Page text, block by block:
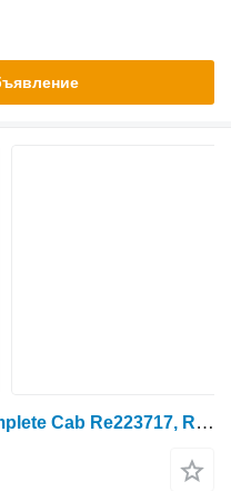
Кабина John Deere 3800 Complete Cab Re223717, Re231892, Re181199, Re221455 RE223717